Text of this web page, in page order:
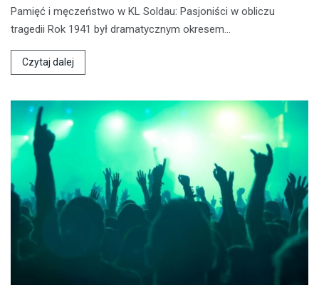
Pamięć i męczeństwo w KL Soldau: Pasjoniści w obliczu
tragedii Rok 1941 był dramatycznym okresem…
Czytaj dalej